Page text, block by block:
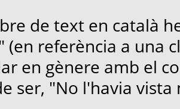
de text en català
(en referència a una
en gènere amb el
ser, "No l'havia vista